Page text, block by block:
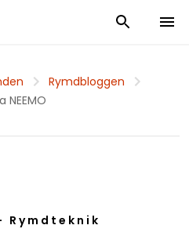
Visa och dölj
Visa
Rymdbloggen
NEEMO
Rymdteknik